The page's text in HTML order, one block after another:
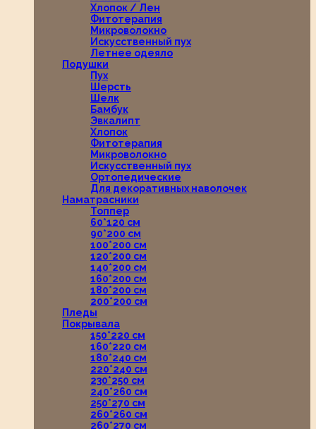
Хлопок / Лен
Фитотерапия
Микроволокно
Искусственный пух
Летнее одеяло
Подушки
Пух
Шерсть
Шелк
Бамбук
Эвкалипт
Хлопок
Фитотерапия
Микроволокно
Искусственный пух
Ортопедические
Для декоративных наволочек
Наматрасники
Топпер
60*120 см
90*200 см
100*200 см
120*200 см
140*200 см
160*200 см
180*200 см
200*200 см
Пледы
Покрывала
150*220 см
160*220 см
180*240 см
220*240 см
230*250 см
240*260 см
250*270 см
260*260 см
260*270 см